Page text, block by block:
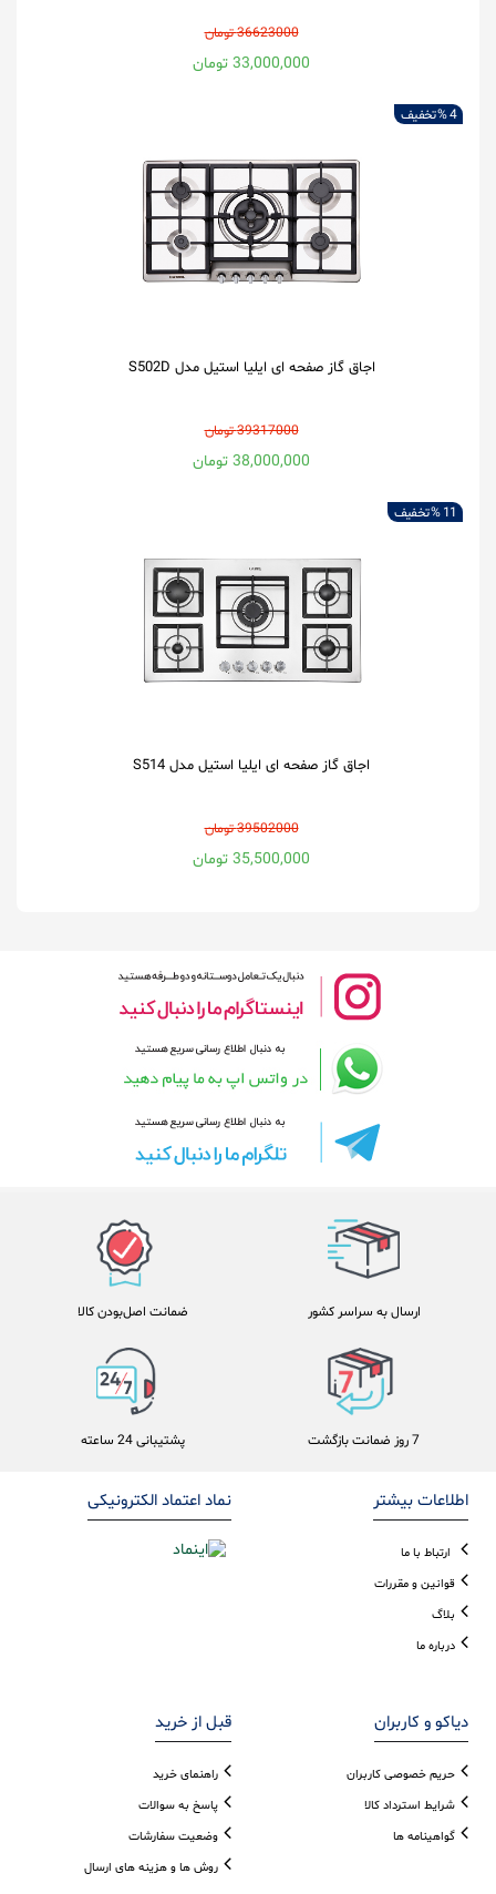
36623000 تومان
33,000,000 تومان
4 % تخفیف
اجاق گاز صفحه ای ایلیا استیل مدل S502D
39317000 تومان
38,000,000 تومان
11 % تخفیف
اجاق گاز صفحه ای ایلیا استیل مدل S514
39502000 تومان
35,500,000 تومان
ضمانت اصل‌بودن کالا ارسال به سراسر کشور
پشتیبانی 24 ساعته 7 روز ضمانت بازگشت
نماد اعتماد الکترونیکی اطلاعات بیشتر
ارتباط با ما
قوانین و مقررات
بلاگ
درباره ما
قبل از خرید
راهنمای خرید
پاسخ به سوالات
وضعیت سفارشات
روش ها و هزینه های ارسال
دیاکو و کاربران
حریم خصوصی کاربران
شرایط استرداد کالا
گواهینامه ها